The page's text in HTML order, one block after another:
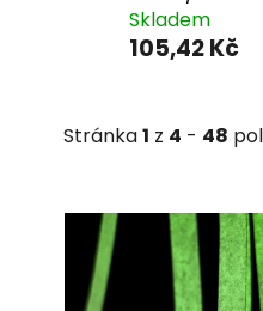
Skladem
105,42 Kč
Stránka1 z 4 - 48
V